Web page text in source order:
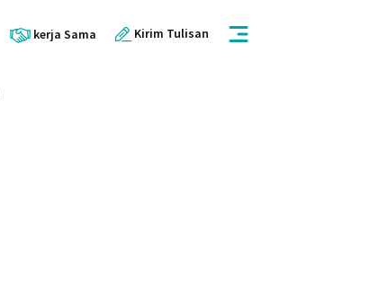
kerja Sama Kirim Tulisan